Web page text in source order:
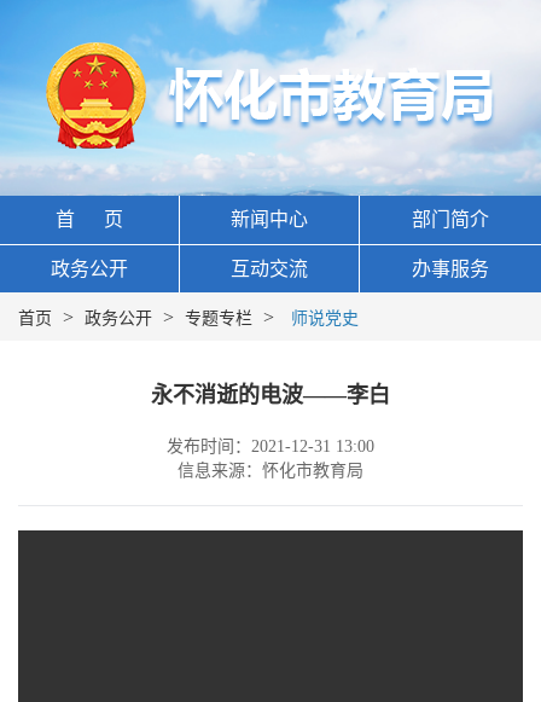
首 页 新闻中心 部门简介
政务公开 互动交流 办事服务
首页 > 政务公开 > 专题专栏 > 师说党史
永不消逝的电波——李白
发布时间：2021-12-31 13:00
信息来源：怀化市教育局